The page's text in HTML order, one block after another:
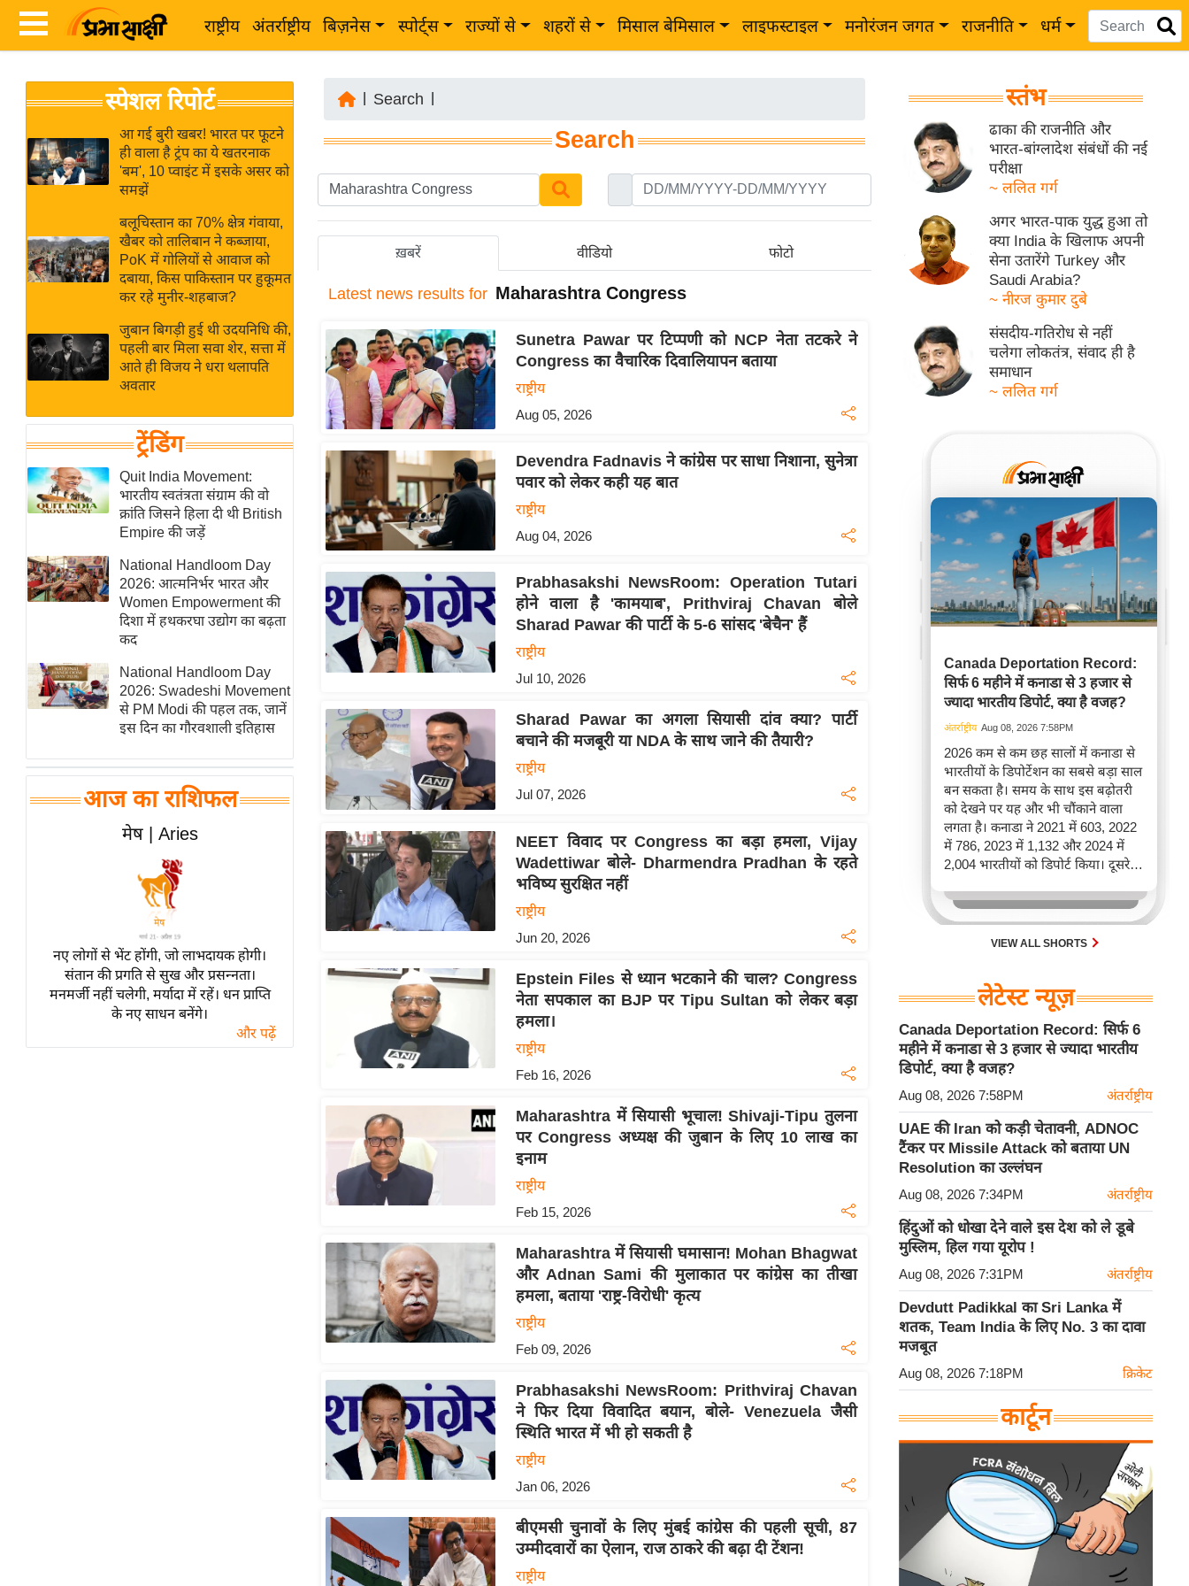
राष्ट्रीय अंतर्राष्ट्रीय बिज़नेस स्पोर्ट्स राज्यों से शहरों से मिसाल बेमिसाल लाइफस्टाइल मनोरंजन जगत राजनीति धर्म
News
Hindi
Live
News in
Hindi
News
Hindi
Videos
ख
ब
र
अंतर्राष्ट्रीय
बिज़नेस
विशेषज्ञ
राय
खेल
क्रिकेट
IPL
2026
ई-पेपर
मिसाल बेमिसाल
शख्सियत
यंग इंडिया
साहित्य जगत
ऑटो वर्ल्ड
न्यूज ब्रीफ
बॉलीवुड
हॉलीवुड
फिल्म समीक्षा
लाइफस्टाइल
टेक्नॉलॉजी
ब्यूटी/फैशन
घरेलू नुस्खे
पर्यटन स्थल
फिटनेस मंत्रा
स्पेशल रिपोर्ट
आ गई बुरी खबर! भारत पर फूटने
ही वाला है ट्रंप का ये खतरनाक
'बम', 10 प्वाइंट में इसके असर को
समझें
बलूचिस्तान का 70% क्षेत्र गंवाया,
खैबर को तालिबान ने कब्जाया,
PoK में गोलियों से आवाज को
दबाया, किस पाकिस्तान पर हुकूमत
कर रहे मुनीर-शहबाज?
जुबान बिगड़ी हुई थी उदयनिधि की,
पहली बार मिला सवा शेर, सत्ता में
आते ही विजय ने धरा थलापति
अवतार
ट्रेंडिंग
Quit India Movement:
भारतीय स्वतंत्रता संग्राम की वो
क्रांति जिसने हिला दी थी British
Empire की जड़ें
National Handloom Day
2026: आत्मनिर्भर भारत और
Women Empowerment की
दिशा में हथकरघा उद्योग का बढ़ता
कद
National Handloom Day
2026: Swadeshi Movement
से PM Modi की पहल तक, जानें
इस दिन का गौरवशाली इतिहास
आज का राशिफल
मेष | Aries
नए लोगों से भेंट होंगी, जो लाभदायक होगी।
संतान की प्रगति से सुख और प्रसन्नता।
मनमर्जी नहीं चलेगी, मर्यादा में रहें। धन प्राप्ति
के नए साधन बनेंगे।
और पढ़ें
Search
Search
ख़बरें वीडियो फोटो
Latest news results for Maharashtra Congress
Sunetra Pawar पर टिप्पणी को NCP नेता तटकरे ने
Congress का वैचारिक दिवालियापन बताया
राष्ट्रीय
Aug 05, 2026
Devendra Fadnavis ने कांग्रेस पर साधा निशाना, सुनेत्रा
पवार को लेकर कही यह बात
राष्ट्रीय
Aug 04, 2026
Prabhasakshi NewsRoom: Operation Tutari
होने वाला है 'कामयाब', Prithviraj Chavan बोले
Sharad Pawar की पार्टी के 5-6 सांसद 'बेचैन' हैं
राष्ट्रीय
Jul 10, 2026
Sharad Pawar का अगला सियासी दांव क्या? पार्टी
बचाने की मजबूरी या NDA के साथ जाने की तैयारी?
राष्ट्रीय
Jul 07, 2026
NEET विवाद पर Congress का बड़ा हमला, Vijay
Wadettiwar बोले- Dharmendra Pradhan के रहते
भविष्य सुरक्षित नहीं
राष्ट्रीय
Jun 20, 2026
Epstein Files से ध्यान भटकाने की चाल? Congress
नेता सपकाल का BJP पर Tipu Sultan को लेकर बड़ा
हमला।
राष्ट्रीय
Feb 16, 2026
Maharashtra में सियासी भूचाल! Shivaji-Tipu तुलना
पर Congress अध्यक्ष की जुबान के लिए 10 लाख का
इनाम
राष्ट्रीय
Feb 15, 2026
Maharashtra में सियासी घमासान! Mohan Bhagwat
और Adnan Sami की मुलाकात पर कांग्रेस का तीखा
हमला, बताया 'राष्ट्र-विरोधी' कृत्य
राष्ट्रीय
Feb 09, 2026
Prabhasakshi NewsRoom: Prithviraj Chavan
ने फिर दिया विवादित बयान, बोले- Venezuela जैसी
स्थिति भारत में भी हो सकती है
राष्ट्रीय
Jan 06, 2026
बीएमसी चुनावों के लिए मुंबई कांग्रेस की पहली सूची, 87
उम्मीदवारों का ऐलान, राज ठाकरे की बढ़ा दी टेंशन!
राष्ट्रीय
स्तंभ
ढाका की राजनीति और
भारत-बांग्लादेश संबंधों की नई
परीक्षा
~ ललित गर्ग
अगर भारत-पाक युद्ध हुआ तो
क्या India के खिलाफ अपनी
सेना उतारेंगे Turkey और
Saudi Arabia?
~ नीरज कुमार दुबे
संसदीय-गतिरोध से नहीं
चलेगा लोकतंत्र, संवाद ही है
समाधान
~ ललित गर्ग
Canada Deportation Record:
सिर्फ 6 महीने में कनाडा से 3 हजार से
ज्यादा भारतीय डिपोर्ट, क्या है वजह?
अंतर्राष्ट्रीय Aug 08, 2026 7:58PM
2026 कम से कम छह सालों में कनाडा से
भारतीयों के डिपोर्टेशन का सबसे बड़ा साल
बन सकता है। समय के साथ इस बढ़ोतरी
को देखने पर यह और भी चौंकाने वाला
लगता है। कनाडा ने 2021 में 603, 2022
में 786, 2023 में 1,132 और 2024 में
2,004 भारतीयों को डिपोर्ट किया। दूसरे
पूरे साल की तुलना में 2026 की पहली
छमाही में ज़्यादा भारतीयों को वापस भेजा
VIEW ALL SHORTS
लेटेस्ट न्यूज़
Canada Deportation Record: सिर्फ 6
महीने में कनाडा से 3 हजार से ज्यादा भारतीय
डिपोर्ट, क्या है वजह?
Aug 08, 2026 7:58PM अंतर्राष्ट्रीय
UAE की Iran को कड़ी चेतावनी, ADNOC
टैंकर पर Missile Attack को बताया UN
Resolution का उल्लंघन
Aug 08, 2026 7:34PM अंतर्राष्ट्रीय
हिंदुओं को धोखा देने वाले इस देश को ले डूबे
मुस्लिम, हिल गया यूरोप !
Aug 08, 2026 7:31PM अंतर्राष्ट्रीय
Devdutt Padikkal का Sri Lanka में
शतक, Team India के लिए No. 3 का दावा
मजबूत
Aug 08, 2026 7:18PM क्रिकेट
कार्टून